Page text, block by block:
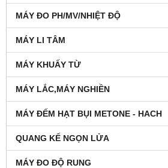
MÁY ĐO PH/MV/NHIỆT ĐỘ
MÁY LI TÂM
MÁY KHUẤY TỪ
MÁY LẮC,MÁY NGHIỀN
MÁY ĐẾM HẠT BỤI METONE - HACH
QUANG KẾ NGỌN LỬA
MÁY ĐO ĐỘ RUNG